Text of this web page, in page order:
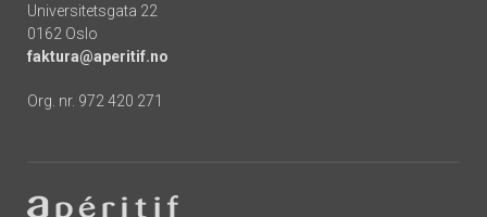
Universitetsgata 22
0162 Oslo
faktura@aperitif.no
Org. nr. 972 420 271